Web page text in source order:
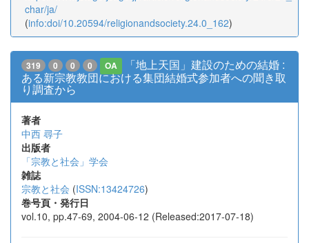
char/ja/
(info:doi/10.20594/religionandsociety.24.0_162)
319 0 0 0 OA
「地上天国」建設のための結婚 :
ある新宗教教団における集団結婚式参加者への聞き取
り調査から
著者
中西 尋子
出版者
「宗教と社会」学会
雑誌
宗教と社会 (ISSN:13424726)
巻号頁・発行日
vol.10, pp.47-69, 2004-06-12 (Released:2017-07-18)